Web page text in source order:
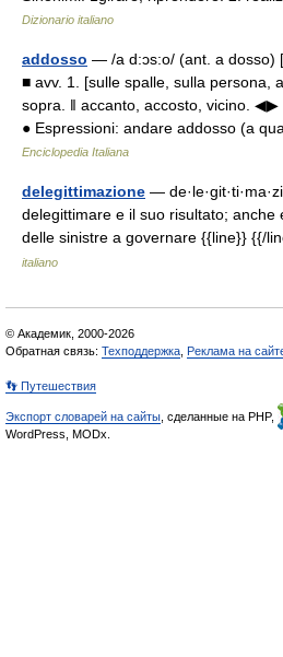
Dizionario italiano
addosso — /a d:ɔs:o/ (ant. a dosso)
■ avv. 1. [sulle spalle, sulla persona,
sopra. ‖ accanto, accosto, vicino. ◀▶
● Espressioni: andare addosso (a
Enciclopedia Italiana
delegittimazione —
delegittimare e il suo risultato; anche
delle sinistre a governare {{line}} {{/
italiano
© Академик, 2000-2026
Обратная связь: Техподдержка Реклама на
👣 Путешествия
Экспорт словарей на сайты , сделанные на PHP,
WordPress, MODx.